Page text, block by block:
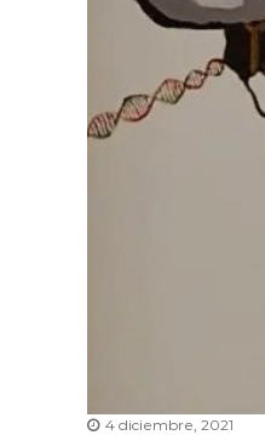
4 diciembre, 2021